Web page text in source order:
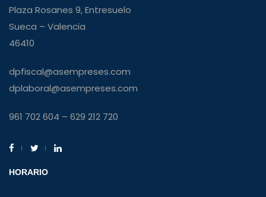
Plaza Rosanes 9, Entresuelo
Sueca – Valencia
46410
dpfiscal@asempreses.com
dplaboral@asempreses.com
961 702 604 – 629 212 720
HORARIO